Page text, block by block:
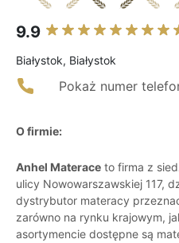
9.9
Białystok, Białystok
Pokaż numer
O firmie:
Anhel Materace to firma z
ulicy Nowowarszawskiej 117,
dystrybutor materacy
zarówno na rynku krajowym,
asortymencie dostępne są